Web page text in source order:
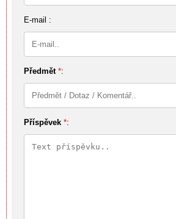
E-mail :
Předmět *:
Příspěvek *: